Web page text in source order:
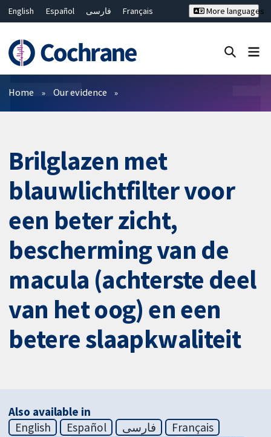
English Español فارسی
Français
Bahasa Malaysia
ไทย
繁體中文
简体中文
More languages
Filters
Home Our evidence
Brilglazen met
blauwlichtfilter voor
een beter zicht,
bescherming van de
macula (achterste deel
van het oog) en een
betere slaapkwaliteit
Also available in
English
Español فارسی
Français